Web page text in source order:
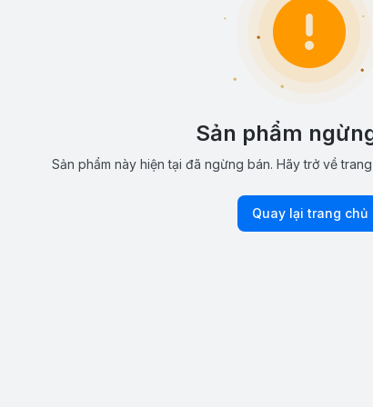
Sản phẩm
Sản phẩm này hiện tại đã ngừng bán. Hãy trở về
Quay lại trang chủ